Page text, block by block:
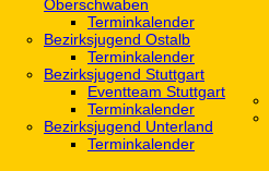
Oberschwaben
Terminkalender
Bezirksjugend Ostalb
Terminkalender
Bezirksjugend Stuttgart
‎Eventteam Stuttgart
Terminkalender
Bezirksjugend Unterland
Terminkalender